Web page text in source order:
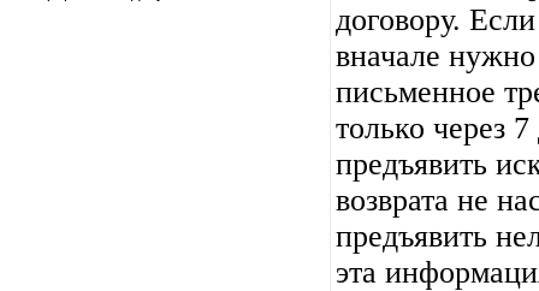
договору.
вначале
письменное
только через
предъявить
возврата не
предъявить
эта